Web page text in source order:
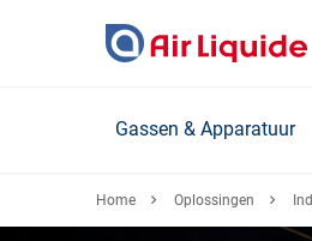
Gassen & Apparatuur
Home Oplossingen